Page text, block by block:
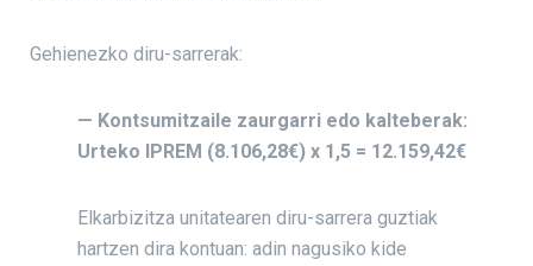
Gehienezko diru-sarrerak:
— Kontsumitzaile zaurgarri edo kalteberak:
Urteko IPREM (8.106,28€) x 1,5 = 12.159,42€
Elkarbizitza unitatearen diru-sarrera guztiak
hartzen dira kontuan: adin nagusiko kide